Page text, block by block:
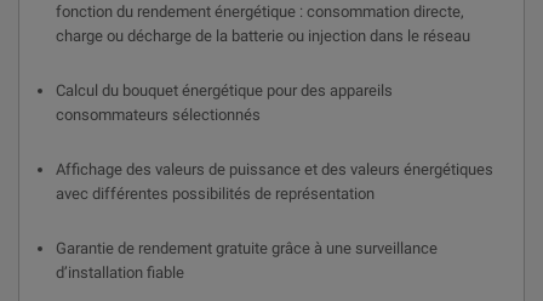
fonction du rendement énergétique : consommation directe,
charge ou décharge de la batterie ou injection dans le réseau
Calcul du bouquet énergétique pour des appareils
consommateurs sélectionnés
Affichage des valeurs de puissance et des valeurs énergétiques
avec différentes possibilités de représentation
Garantie de rendement gratuite grâce à une surveillance
d’installation fiable